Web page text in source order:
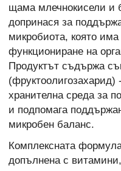
щама млечнокисели и
допринася за
микробиота, която
функциониране на
Продуктът съдържа
(фруктоолигозахарид)
хранителна среда за
и подпомага
микробен баланс.
Комплексната
допълнена с